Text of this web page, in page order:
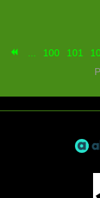
100 101